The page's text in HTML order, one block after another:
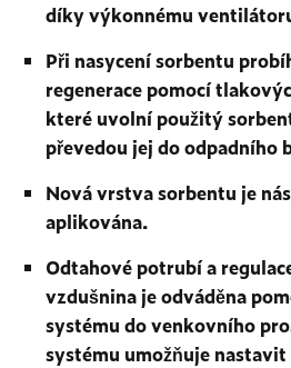
díky výkonnému
Při nasycení sorbentu
regenerace pomocí
které uvolní použitý
převedou jej do odpadního
Nová vrstva sorbentu je
aplikována.
Odtahové potrubí a
vzdušnina je odváděna
systému do venkovního
systému umožňuje